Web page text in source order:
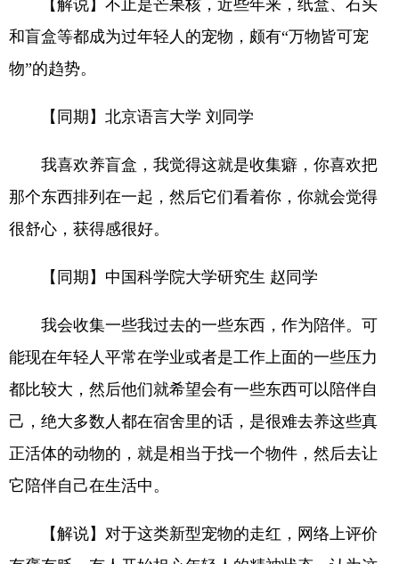
【解说】不止是芒果核，近些年来，纸盒、石头
和盲盒等都成为过年轻人的宠物，颇有“万物皆可宠
物”的趋势。
【同期】北京语言大学 刘同学
我喜欢养盲盒，我觉得这就是收集癖，你喜欢把
那个东西排列在一起，然后它们看着你，你就会觉得
很舒心，获得感很好。
【同期】中国科学院大学研究生 赵同学
我会收集一些我过去的一些东西，作为陪伴。可
能现在年轻人平常在学业或者是工作上面的一些压力
都比较大，然后他们就希望会有一些东西可以陪伴自
己，绝大多数人都在宿舍里的话，是很难去养这些真
正活体的动物的，就是相当于找一个物件，然后去让
它陪伴自己在生活中。
【解说】对于这类新型宠物的走红，网络上评价